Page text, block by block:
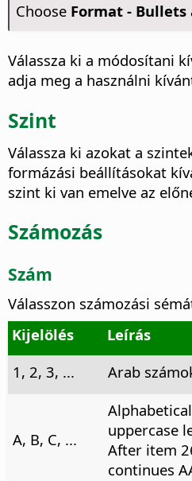
Choose Format -
Válassza ki a módosítani
adja meg a használni
Szint
Válassza ki azokat a
formázási beállításokat
szint ki van emelve az
Számozás
Szám
Válasszon számozási
Kijelölés
Leírás
1, 2, 3, ...
Arab
A, B, C, ...
uppercase
After item
continues